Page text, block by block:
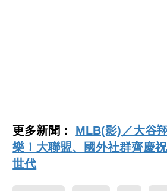
更多新聞： MLB(影)／大谷
樂！大聯盟、國外社群齊慶
世代